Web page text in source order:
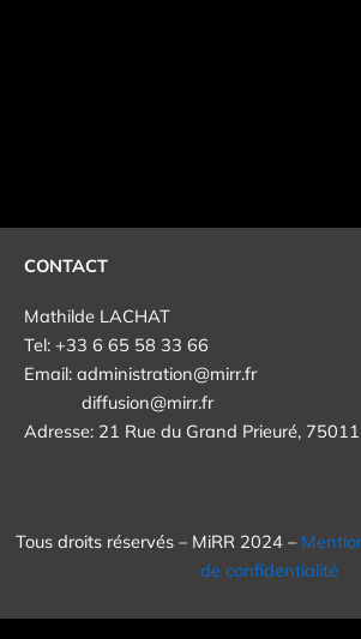
CONTACT
Mathilde LACHAT
Tel: +33 6 65 58 33 66
Email: administration@mirr.fr
diffusion@mirr.fr
Adresse: 21 Rue du Grand Prieuré,
Tous droits réservés – MiRR 2024 –
de confidentialité